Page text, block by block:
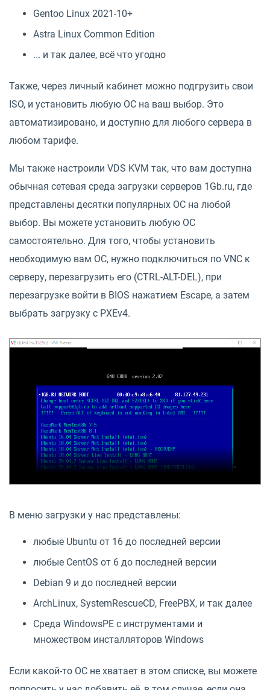
Gentoo Linux 2021-10+
Astra Linux Common Edition
... и так далее, всё что угодно
Также, через личный кабинет можно подгрузить свои
ISO, и установить любую ОС на ваш выбор. Это
автоматизировано, и доступно для любого сервера в
любом тарифе.
Мы также настроили VDS KVM так, что вам доступна
обычная сетевая среда загрузки серверов 1Gb.ru, где
представлены десятки популярных ОС на любой
выбор. Вы можете установить любую ОС
самостоятельно. Для того, чтобы установить
необходимую вам ОС, нужно подключиться по VNC к
серверу, перезагрузить его (CTRL-ALT-DEL), при
перезагрузке войти в BIOS нажатием Escape, а затем
выбрать загрузку с PXEv4.
В меню загрузки у нас представлены:
любые Ubuntu от 16 до последней версии
любые CentOS от 6 до последней версии
Debian 9 и до последней версии
ArchLinux, SystemRescueCD, FreePBX, и так далее
Среда WindowsPE с инструментами и
множеством инсталляторов Windows
Если какой-то ОС не хватает в этом списке, вы можете